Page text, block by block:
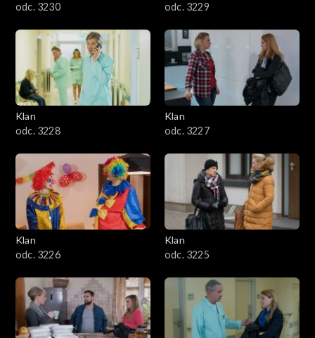
odc. 3230
odc. 3229
Klan
odc. 3228
Klan
odc. 3227
Klan
odc. 3226
Klan
odc. 3225